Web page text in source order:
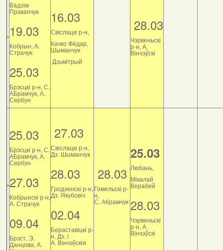
Вадзім
Пракапчук
19.03
Кобрын, А.
Страчук
25.03
Брэсцкі р-н, С.
АБрамчук, А.
Сербун
16.03
Свіслацкі р-н,
Качко Фёдар,
Шыманчук
Дзьмітрый
28.03
Чэрвеньскі
р-н, А.
Вінчэўскі
25.03
Брэсцкі р-н, С.
АБрамчук, А.
Сербун
27.03
Кобрынскі р-н,
А. Страчук
09.04
Брэст, Э.
Данцова, А.
27.03
Свіслацкі р-н,
Дз. Шыманчук
28.03
Гродзенскі р-н,
Дз. Якубовіч
02.04
Бераставіцкі р-
н, Дз. і
А. Вінчэўскія
28.03
Гомельскі р-
н,
С. Абрамчук
25.03
Любань,
Мікалай
Верабей
28.03
Чэрвеньскі
р-н, А.
Вінчэўскі